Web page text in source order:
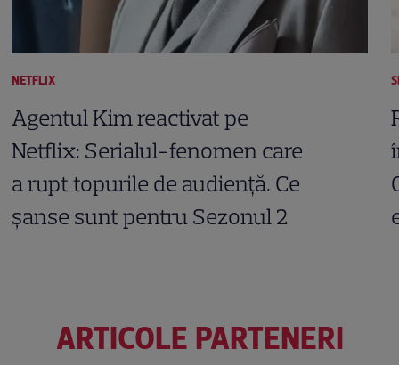
NETFLIX
Agentul Kim reactivat pe
Netflix: Serialul-fenomen care
a rupt topurile de audiență. Ce
șanse sunt pentru Sezonul 2
ARTICOLE PARTENERI